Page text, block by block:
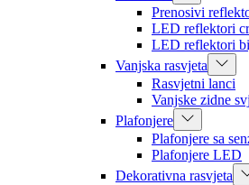
Prenosivi
LED reflektori
LED reflektori
Vanjska rasvjeta
Rasvjetni lanci
Vanjske zidne
Plafonjere
Plafonjere sa
Plafonjere LED
Dekorativna rasvjeta